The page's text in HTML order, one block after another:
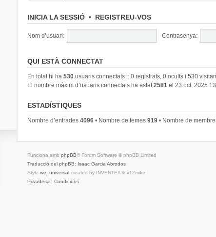
INICIA LA SESSIÓ• REGISTREU-VOS
Nom d’usuari: Contrasenya:
QUI ESTÀ CONNECTAT
En total hi ha 530usuaris connectats :: 0 registrats, 0 ocults i 530
El nombre màxim d’usuaris connectats ha estat2581el 23 oct. 2025
ESTADÍSTIQUES
Nombre d’entrades 4096• Nombre de temes 919• Nombre de
Funciona amb phpBB® Forum Software © phpBB Limited
Traducció del phpBB: Isaac Garcia Abrodos
Style we_universalcreated by INVENTEA & v12mike
Privadesa | Condicions